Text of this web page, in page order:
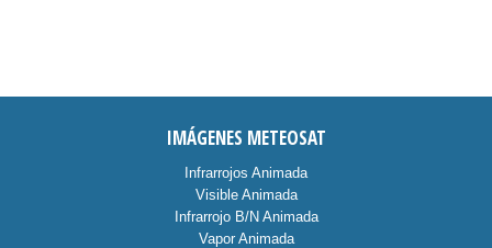
IMÁGENES METEOSAT
Infrarrojos Animada
Visible Animada
Infrarrojo B/N Animada
Vapor Animada